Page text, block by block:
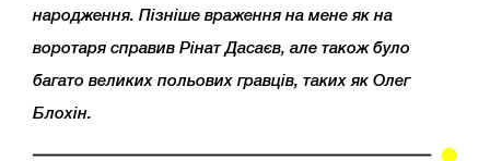
народження. Пізніше враження на мене як на
воротаря справив Рінат Дасаєв, але також було
багато великих польових гравців, таких як Олег
Блохін.